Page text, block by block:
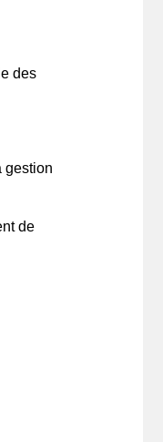
des
gestion
de